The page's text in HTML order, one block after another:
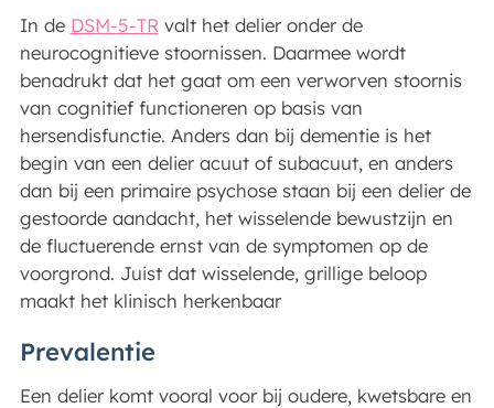
In de DSM-5-TR valt het delier onder de
neurocognitieve stoornissen. Daarmee wordt
benadrukt dat het gaat om een verworven stoornis
van cognitief functioneren op basis van
hersendisfunctie. Anders dan bij dementie is het
begin van een delier acuut of subacuut, en anders
dan bij een primaire psychose staan bij een delier de
gestoorde aandacht, het wisselende bewustzijn en
de fluctuerende ernst van de symptomen op de
voorgrond. Juist dat wisselende, grillige beloop
maakt het klinisch herkenbaar
Prevalentie
Een delier komt vooral voor bij oudere, kwetsbare en